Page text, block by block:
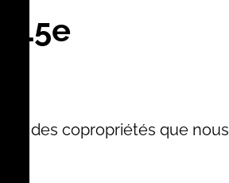
15e
des copropriétés que nous